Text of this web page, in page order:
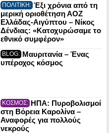
ΠΟΛΙΤΙΚΗ: Έξι χρόνια από τη
μερική οριοθέτηση ΑΟΖ
Ελλάδας-Αιγύπτου – Νίκος
Δένδιας: «Κατοχυρώσαμε το
εθνικό συμφέρον»
BLOG: Μαυριτανία – Ένας
υπέροχος κόσμος
ΚΟΣΜΟΣ: ΗΠΑ: Πυροβολισμοί
στη Βόρεια Καρολίνα –
Αναφορές για πολλούς
νεκρούς